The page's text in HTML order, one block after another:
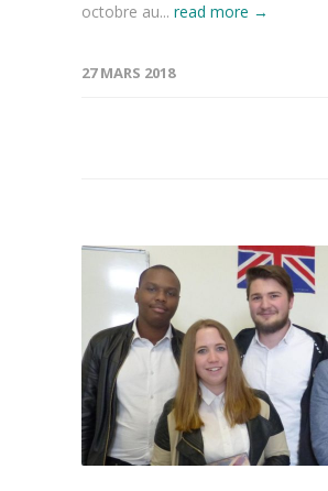
octobre au... read more →
27 MARS 2018